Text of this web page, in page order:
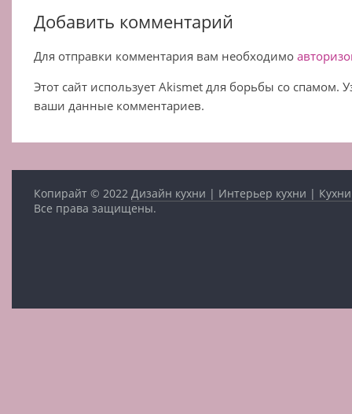
Добавить комментарий
Для отправки комментария вам необходимо
Этот сайт использует Akismet для борьбы со спамом.
ваши данные комментариев.
Копирайт © 2022Дизайн кухни | Интерьер кухни |
Все права защищены.